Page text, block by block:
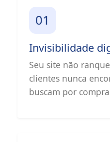
01
Invisibilidade
Seu site não
clientes nunca
buscam por